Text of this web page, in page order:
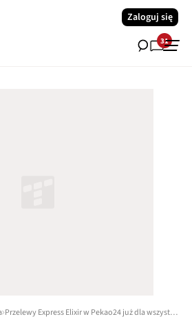
Zaloguj się
31
Przelewy Express Elixir w Pekao24 już dla wszystkich klientów